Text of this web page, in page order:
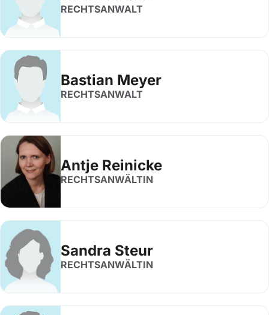
RECHTSANWALT
Bastian Meyer
RECHTSANWALT
Antje Reinicke
RECHTSANWÄLTIN
Sandra Steur
RECHTSANWÄLTIN